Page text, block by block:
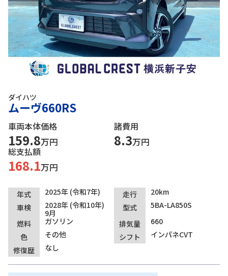
ダイハツ
ムーヴ660RS
車両本体価格
159.8万円
諸費用
8.3万円
総支払額
168.1万円
年式 2025年 (令和7年) 走行
20km
車検
2028年 (令和10年)
9月
型式
5BA-LA850S
燃料
ガソリン 排気量
660
色
その他 シフト
インパネCVT
修復歴
なし